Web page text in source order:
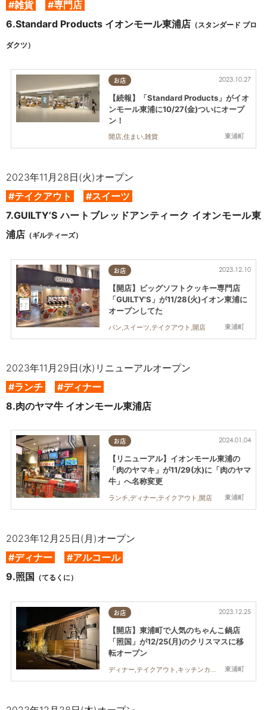
#雑貨
#専門店
6.Standard Products イオンモール東浦店 （スタンダード プロ
ダクツ）
お店
東浦町
2023.10.27
【続報】「Standard Products」がイオ
ンモール東浦に10/27(金)ついにオープ
ン！
開店,住まい,雑貨
2023年11月28日(火)オープン
#テイクアウト
#スイーツ
7.GUILTY’S ハートブレッドアンティーク イオンモール東
浦店 （ギルティーズ）
お店
東浦町
2023.12.10
【開店】ビッグソフトクッキー専門店
「GUILTY'S」が11/28(火)イオン東浦に
オープンしてた
パン,スイーツ,テイクアウト,開店
2023年11月29日(水)リニューアルオープン
#ランチ
#ディナー
8.肉のヤマ牛 イオンモール東浦店
お店
東浦町
2024.01.04
【リニューアル】イオンモール東浦の
「肉のヤマキ」が11/29(水)に「肉のヤマ
牛」へ名称変更
ランチ,ディナー,テイクアウト,開店
2023年12月25日(月)オープン
#ディナー
#アルコール
9.照国 （てるくに）
お店
東浦町
2023.12.25
【開店】東浦町で人気のちゃんこ鍋店
「照国」が12/25(月)のクリスマスに移
転オープン